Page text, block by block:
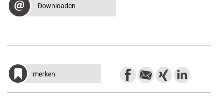
Downloaden
merken